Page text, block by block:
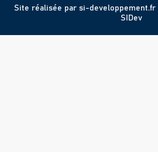
Site réalisée par si-developpement.fr
SIDev